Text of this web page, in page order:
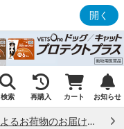
開く
検索 再購入 カート お知らせ
熊本県熊本地方で発生した地震によるお荷物のお届け状況について （7/28）